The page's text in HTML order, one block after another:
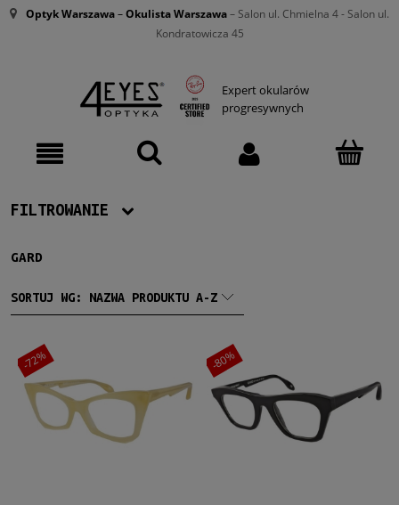
Optyk Warszawa–Okulista Warszawa– Salon ul. Chmielna 4 - Salon ul.
Kondratowicza 45
Expert okularów
progresywnych
FILTROWANIE
Producent
Gard (6)
Damskie
Kształt
Prostokątne(2)
GARD
SORTUJ WG: NAZWA PRODUKTU A-Z
-72% -80%